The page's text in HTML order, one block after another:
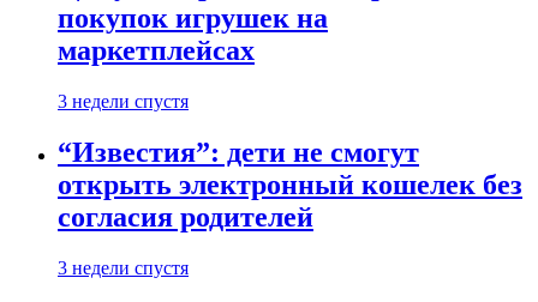
покупок игрушек на
маркетплейсах
3 недели спустя
“Известия”: дети не смогут
открыть электронный кошелек без
согласия родителей
3 недели спустя